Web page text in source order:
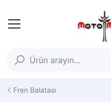
Fren Balatası